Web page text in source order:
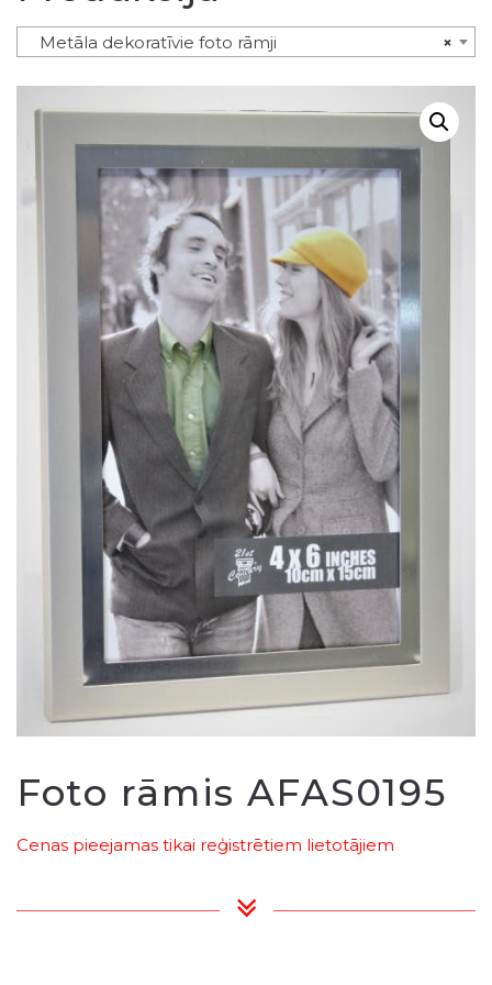
×
Metāla dekoratīvie foto rāmji
Foto rāmis AFAS0195
Cenas pieejamas tikai reģistrētiem lietotājiem